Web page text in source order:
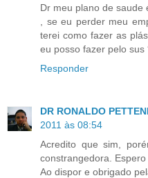
Dr meu plano de
, se eu perder meu
terei como fazer as
eu posso fazer pelo sus
Responder
DR RONALDO
2011 às 08:54
Acredito que sim,
constrangedora.
Ao dispor e obrigado